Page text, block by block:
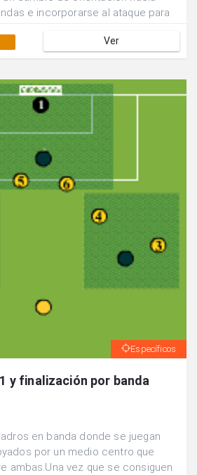
e incorporarse al ataque para
se rotan las funciones de los
Ver
Específicos
y finalización por banda
en banda donde se juegan
por un medio centro que
ambas.Una vez que se consiguen